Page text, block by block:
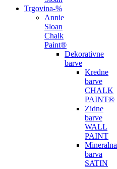
Trgovina-%
Annie
Sloan
Chalk
Paint®
Dekorativne
barve
Kredne
barve
CHALK
PAINT®
Zidne
barve
WALL
PAINT
Mineralna
barva
SATIN